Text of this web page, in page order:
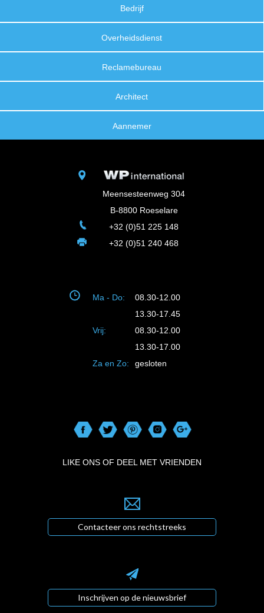
Bedrijf
Overheidsdienst
Reclamebureau
Architect
Aannemer
Meensesteenweg 304
B-8800 Roeselare
+32 (0)51 225 148
+32 (0)51 240 468
Ma - Do:
08.30-12.00
13.30-17.45
Vrij:
08.30-12.00
13.30-17.00
Za en Zo:
gesloten
LIKE ONS OF DEEL MET VRIENDEN
Contacteer ons rechtstreeks
Inschrijven op de nieuwsbrief